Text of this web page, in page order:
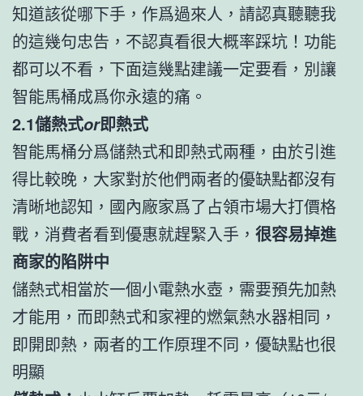
知道該從哪下手，作爲過來人，請認真聽聽我
的這幾句忠告，不認真看很大概率踩坑！功能
都可以不看，下面這幾點建議一定要看，別讓
智能馬桶成爲你永遠的痛。
2.1儲熱式or即熱式
智能馬桶分爲儲熱式和即熱式兩種，由於引進
得比較晚，大家對於他們兩者的優缺點都沒有
清晰地認知，國內廠家爲了占領市場大打價格
戰，消費者看到優惠就趕緊入手， 很容易掉進
商家的陷阱中
儲熱式相當於一個小電熱水壺，需要預先加熱
才能用，而即熱式和家裡的燃氣熱水器相同，
即開即熱，兩者的工作原理不同，優缺點也很
明顯